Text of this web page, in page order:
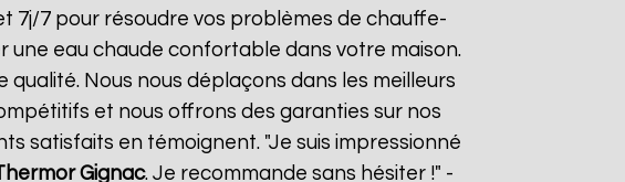
7j/7 pour résoudre vos problèmes de chauffe-
une eau chaude confortable dans votre maison.
Nous nous déplaçons dans les meilleurs
et nous offrons des garanties sur nos
satisfaits en témoignent. "Je suis impressionné
Gignac. Je recommande sans hésiter !" -